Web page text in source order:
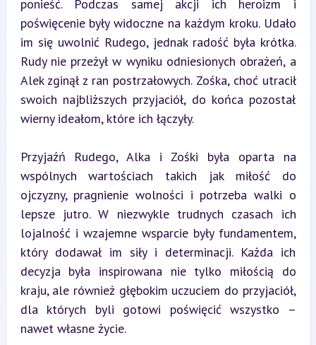
ponieść. Podczas samej akcji ich heroizm i
poświęcenie były widoczne na każdym kroku. Udało
im się uwolnić Rudego, jednak radość była krótka.
Rudy nie przeżył w wyniku odniesionych obrażeń, a
Alek zginął z ran postrzałowych. Zośka, choć utracił
swoich najbliższych przyjaciół, do końca pozostał
wierny ideałom, które ich łączyły.
Przyjaźń Rudego, Alka i Zośki była oparta na
wspólnych wartościach takich jak miłość do
ojczyzny, pragnienie wolności i potrzeba walki o
lepsze jutro. W niezwykle trudnych czasach ich
lojalność i wzajemne wsparcie były fundamentem,
który dodawał im siły i determinacji. Każda ich
decyzja była inspirowana nie tylko miłością do
kraju, ale również głębokim uczuciem do przyjaciół,
dla których byli gotowi poświęcić wszystko –
nawet własne życie.